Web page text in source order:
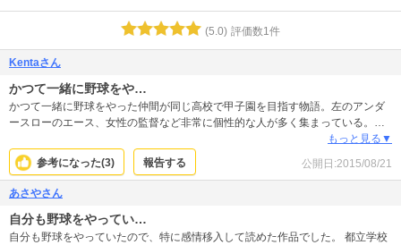
(5.0) 評価数1件
Kentaさん
かつて一緒に野球をや…
かつて一緒に野球をやった仲間が同じ高校で甲子園を目指す物語。左のアンダ
ースローのエース、女性の監督など非常に個性的な人が多く集まっている。試
合中に困難に立ち向かっていく姿が多く描写されていて、野球に打ち込んでい
る高校球児の熱い想いが強く伝わってくる作品である。
もっと見る▼
参考になった(3) 報告する 公開日:2015/08/21
あさやさん
自分も野球をやってい…
自分も野球をやっていたので、特に感情移入して読めた作品でした。 都立学校